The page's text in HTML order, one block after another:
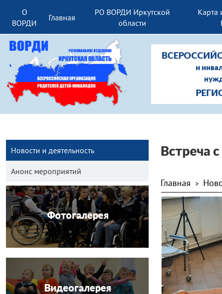
О
ВОРДИ
Главная
РО ВОРДИ Иркутской
области
Карта
и
Новости и деятельность
Анонс мероприятий
Фотогалерея
Видеогалерея
Встреча
Главная >